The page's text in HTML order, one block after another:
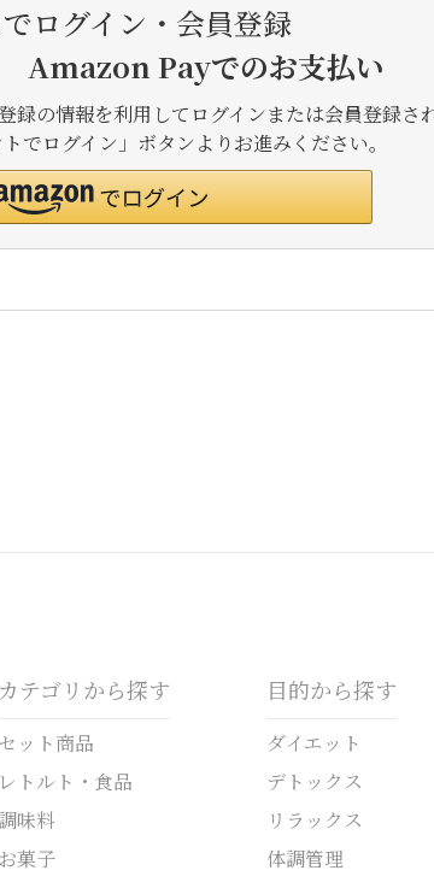
ログイン・会員登録
Amazon Payでのお支払い
の情報を利用してログインまたは会員登録さ
でログイン」ボタンよりお進みください。
カテゴリから探す
セット商品
レトルト・食品
調味料
お菓子
目的から探す
ダイエット
デトックス
リラックス
体調管理